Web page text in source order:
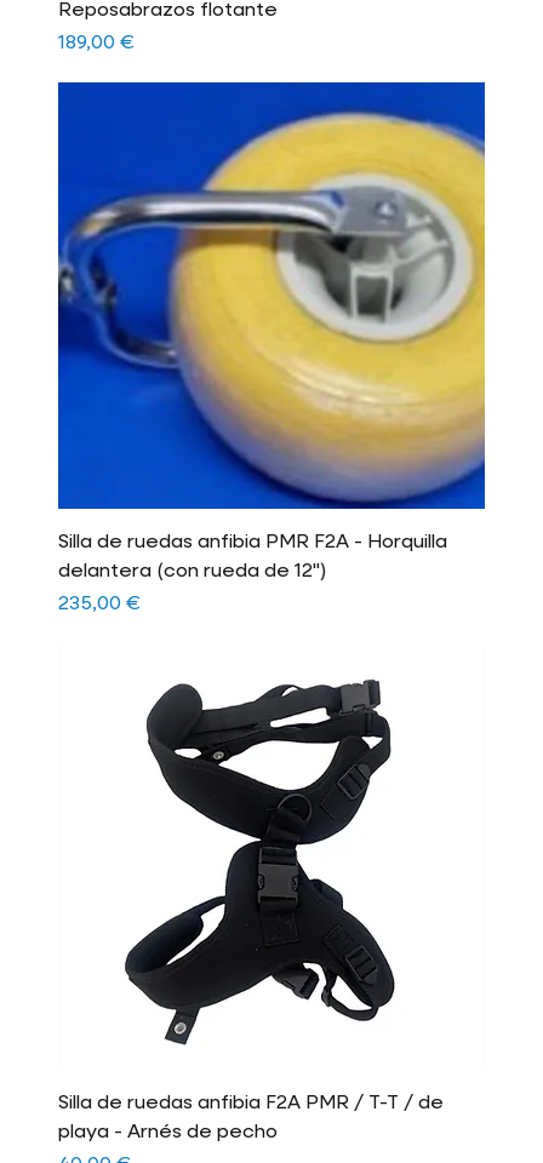
Reposabrazos flotante
Precio
189,00 €
Silla de ruedas anfibia PMR F2A - Horquilla
delantera (con rueda de 12")
Precio
235,00 €
Silla de ruedas anfibia F2A PMR / T-T / de
playa - Arnés de pecho